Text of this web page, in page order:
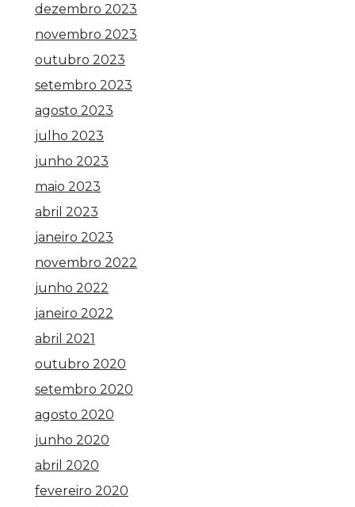
dezembro 2023
novembro 2023
outubro 2023
setembro 2023
agosto 2023
julho 2023
junho 2023
maio 2023
abril 2023
janeiro 2023
novembro 2022
junho 2022
janeiro 2022
abril 2021
outubro 2020
setembro 2020
agosto 2020
junho 2020
abril 2020
fevereiro 2020